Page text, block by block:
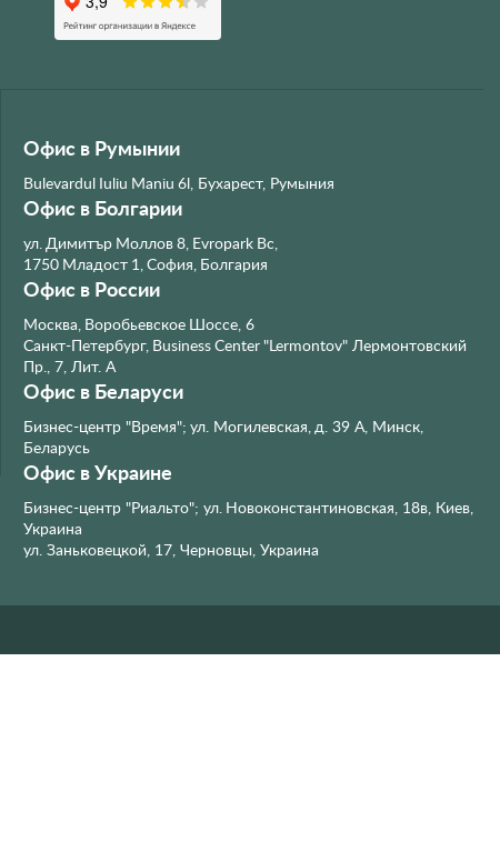
Офис в Румынии
Bulevardul Iuliu Maniu 6l, Бухарест, Румыния
Офис в Болгарии
ул. Димитър Моллов 8, Evropark Bc,
1750 Младост 1, София, Болгария
Офис в России
Москва, Воробьевское Шоссе, 6
Санкт-Петербург, Business Center "Lermontov" Лермонтовский
Пр., 7, Лит. А
Офис в Беларуси
Бизнес-центр "Время"; ул. Могилевская, д. 39 А, Минск,
Беларусь
Офис в Украине
Бизнес-центр "Риальто"; ул. Новоконстантиновская, 18в, Киев,
Украина
ул. Заньковецкой, 17, Черновцы, Украина